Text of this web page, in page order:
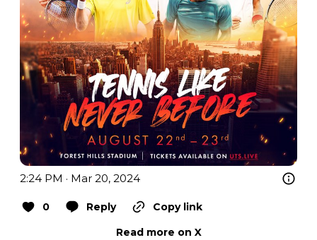
2:24 PM · Mar 20, 2024
0 Reply
Copy link
Read more on X